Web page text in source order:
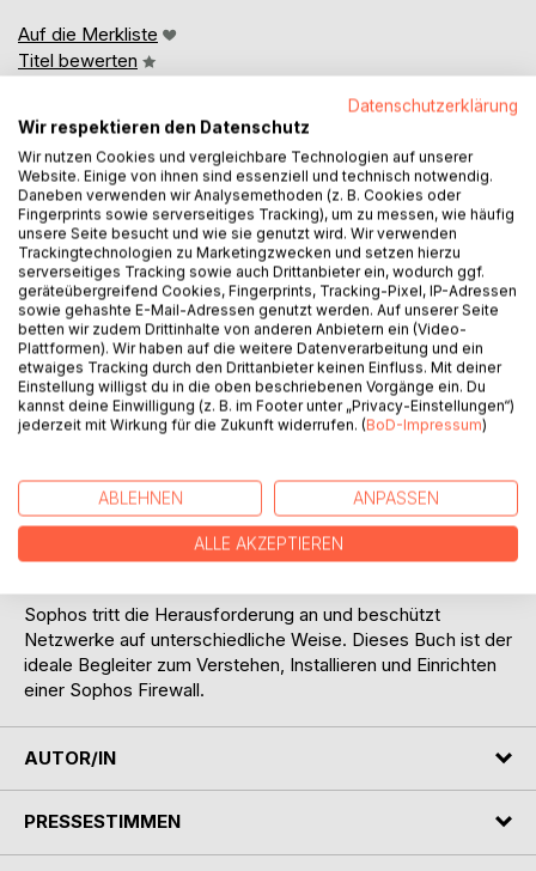
Auf die Merkliste
Titel bewerten
BESCHREIBUNG
Firewalls sind längst keine dummen Paketfilter mehr. Eine
aktuelle Firewall ist eine Allzweckwaffe gegen
Bedrohungen aus dem Internet, aber auch aus lokalen
Netzsegmenten. In den allermeisten Sicherheitskonzepten
ist die Firewall ein essenzieller Baustein und selbst im
modernen Zero-Trust-Modell ist sie vertreten.
Wer sein Heim- oder Büronetz seriös absichern will, greift
zu diesem Buch und beginnt seinen Einstieg in die Welt der
Firewalls von Sophos. Die Kapitel und Beispiele basieren
auf der kostenfreien Home Edition.
Sophos tritt die Herausforderung an und beschützt
Netzwerke auf unterschiedliche Weise. Dieses Buch ist der
ideale Begleiter zum Verstehen, Installieren und Einrichten
einer Sophos Firewall.
AUTOR/IN
PRESSESTIMMEN
Datenschutzerklärung
Wir respektieren den Datenschutz
Wir nutzen Cookies und vergleichbare Technologien auf unserer
Website. Einige von ihnen sind essenziell und technisch notwendig.
Daneben verwenden wir Analysemethoden (z. B. Cookies oder
Fingerprints sowie serverseitiges Tracking), um zu messen, wie häufig
unsere Seite besucht und wie sie genutzt wird. Wir verwenden
Trackingtechnologien zu Marketingzwecken und setzen hierzu
serverseitiges Tracking sowie auch Drittanbieter ein, wodurch ggf.
geräteübergreifend Cookies, Fingerprints, Tracking-Pixel, IP-Adressen
sowie gehashte E-Mail-Adressen genutzt werden. Auf unserer Seite
betten wir zudem Drittinhalte von anderen Anbietern ein (Video-
Plattformen). Wir haben auf die weitere Datenverarbeitung und ein
etwaiges Tracking durch den Drittanbieter keinen Einfluss. Mit deiner
Einstellung willigst du in die oben beschriebenen Vorgänge ein. Du
kannst deine Einwilligung (z. B. im Footer unter „Privacy-Einstellungen“)
jederzeit mit Wirkung für die Zukunft widerrufen. (BoD-Impressum)
ABLEHNEN ANPASSEN
ALLE AKZEPTIEREN